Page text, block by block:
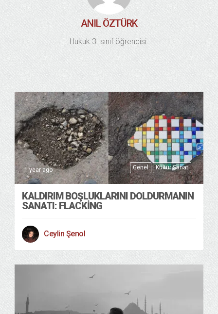
ANIL ÖZTÜRK
Hukuk 3. sınıf öğrencisi.
Genel Kültür Sanat
1 year ago
KALDIRIM BOŞLUKLARINI DOLDURMANIN
SANATI: FLACKING
Ceylin Şenol